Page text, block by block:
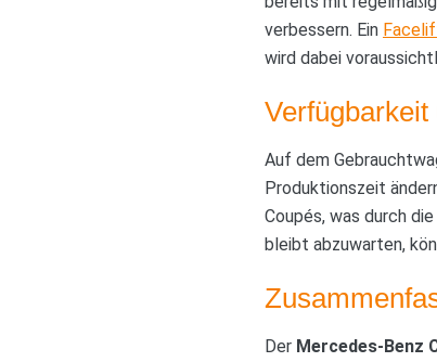
verbessern. Ein
wird dabei
Auf dem
Produktionszeit
Coupés, was durch
bleibt abzuwarten,
Der Mercedes-Benz